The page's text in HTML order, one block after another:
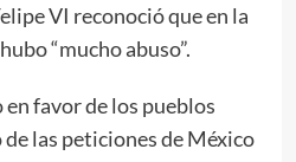
VI reconoció que en la
“mucho abuso”.
favor de los pueblos
las peticiones de México